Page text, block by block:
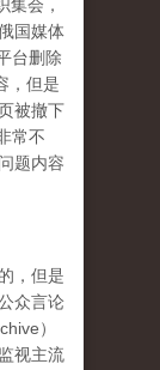
集会，
国媒体
台删除
，但是
被撤下
常不
题内容
，但是
众言论
）
视主流